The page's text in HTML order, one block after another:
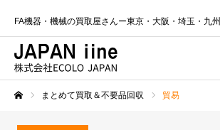
FA機器・機械の買取屋さんー東京・大阪・埼玉・九州
まとめて買取＆不要品回収 貿易